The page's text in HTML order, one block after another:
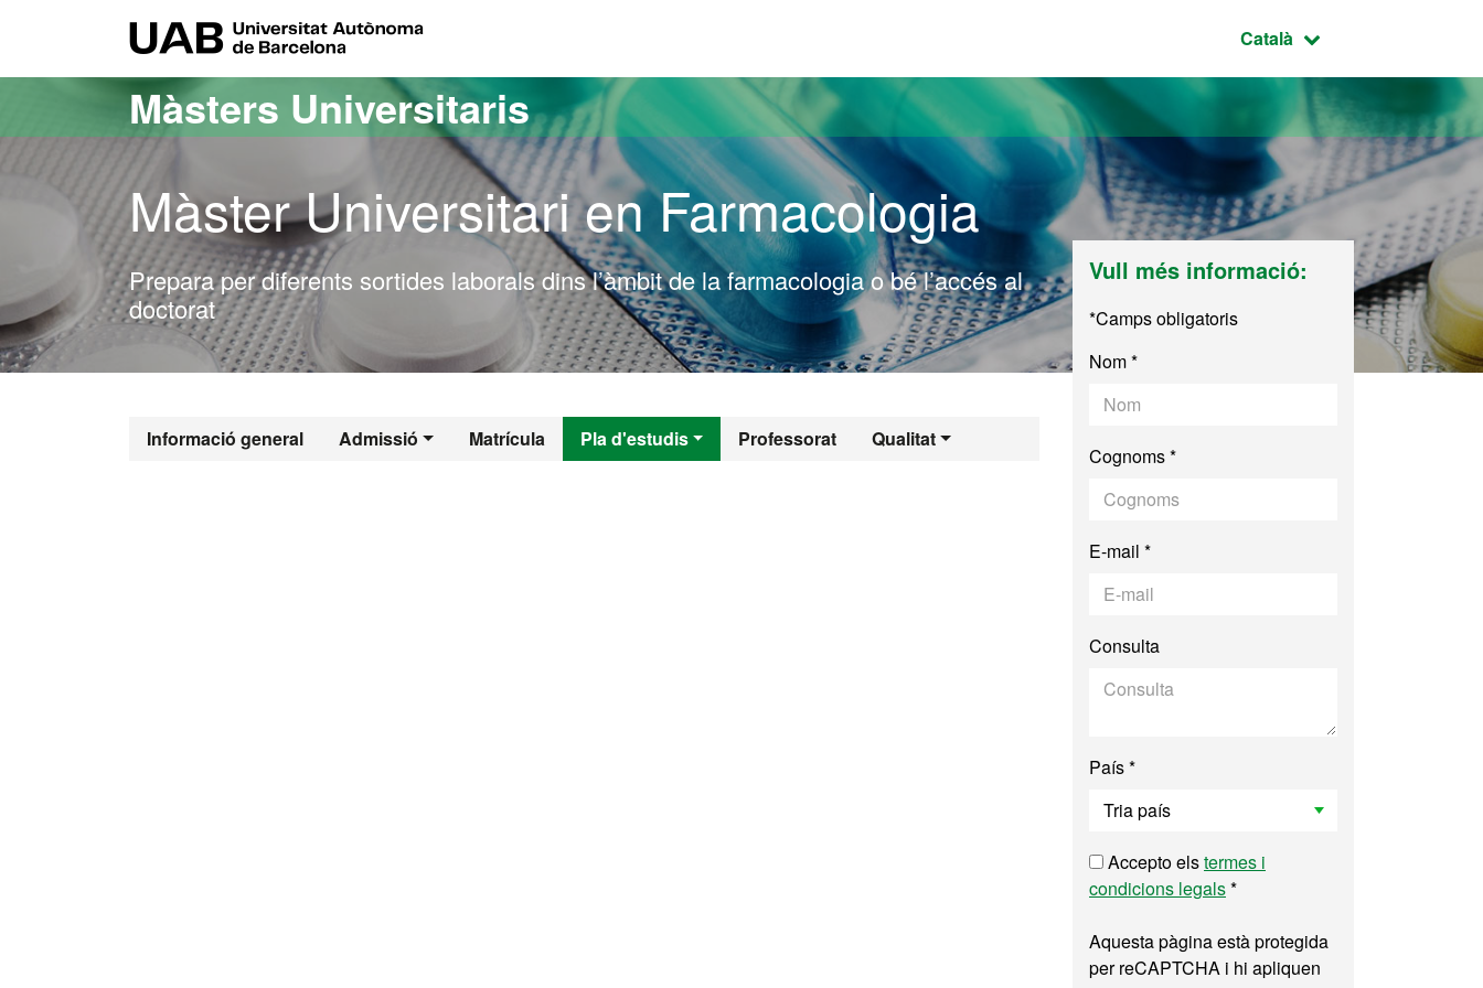
Idioma seleccionat:
Català
Màsters Universitaris
Màster Universitari en Farmacologia
Prepara per diferents sortides laborals dins l’àmbit de la farmacologia o bé l’accés al
doctorat
Informació general Admissió Matrícula Pla d'estudis Professorat Qualitat
Màster Oficial - Farmacologia
Vull més informació:
*Camps obligatoris
Nom *
Cognoms *
E-mail *
Consulta
País *
Accepto elstermes i
condicions legals*
Aquesta pàgina està protegida
per reCAPTCHA i hi apliquen